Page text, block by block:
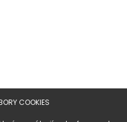
COOKIES